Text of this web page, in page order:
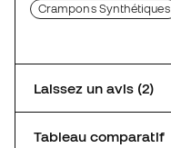
Crampons Synthétiques
Laissez un avis (2)
Tableau comparatif